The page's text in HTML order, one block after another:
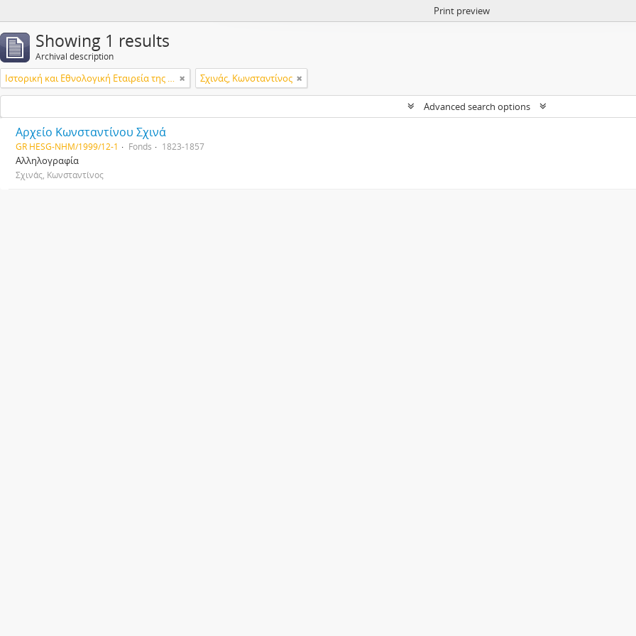
Print preview
Showing 1 results
Archival description
Ιστορική και Εθνολογική Εταιρεία της Ελλάδος Σχινάς, Κωνσταντίνος
Advanced search options
Αρχείο Κωνσταντίνου Σχινά
GR HESG-NHM/1999/12-1 Fonds 1823-1857
Αλληλογραφία
Σχινάς, Κωνσταντίνος